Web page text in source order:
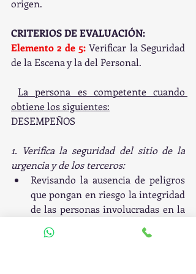
origen.
CRITERIOS DE EVALUACIÓN:
Elemento 2 de 5: Verificar la Seguridad
de la Escena y la del Personal.
La persona es competente cuando
obtiene los siguientes:
DESEMPEÑOS
1. Verifica la seguridad del sitio de la
urgencia y de los terceros:
Revisando la ausencia de peligros
que pongan en riesgo la integridad
de las personas involucradas en la
Determinando el número de